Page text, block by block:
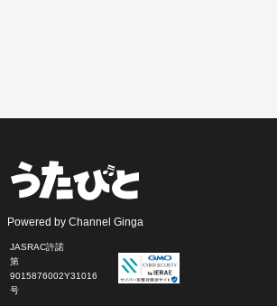
Powered by Channel Ginga
JASRAC許諾
第
9015876002Y31016
号